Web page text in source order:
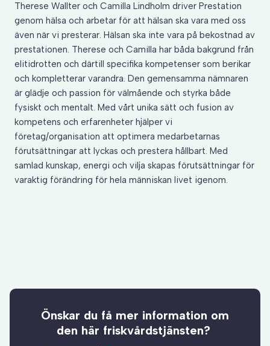
Therese Wallter och Camilla Lindholm driver Prestation
genom hälsa och arbetar för att hälsan ska vara med oss
även när vi presterar. Hälsan ska inte vara på bekostnad av
prestationen. Therese och Camilla har båda bakgrund från
elitidrotten och därtill specifika kompetenser som berikar
och kompletterar varandra. Den gemensamma nämnaren
är glädje och passion för välmående och styrka både
fysiskt och mentalt. Med vårt unika sätt och fusion av
kompetens och erfarenheter hjälper vi
företag/organisation att optimera medarbetarnas
förutsättningar att lyckas och prestera hållbart. Med
samlad kunskap, energi och vilja skapas förutsättningar för
varaktig förändring för hela människan livet igenom.
Önskar du få mer information om
den här friskvårdstjänsten?